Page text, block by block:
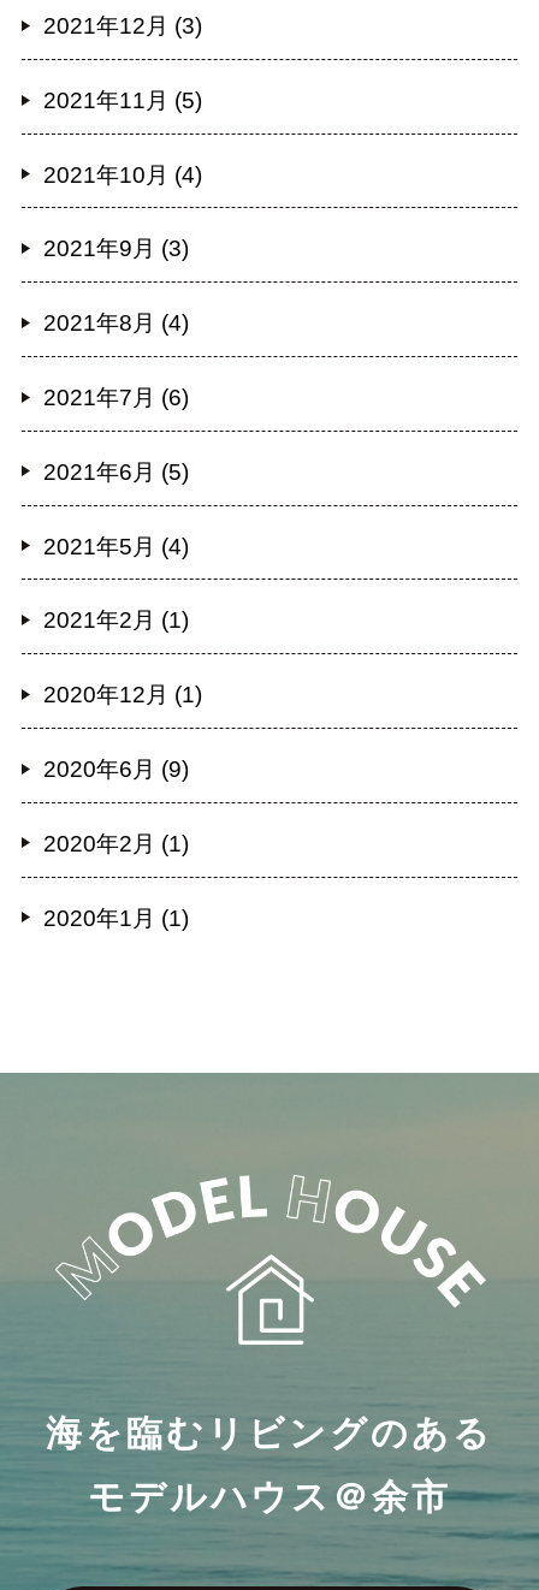
2021年12月 (3)
2021年11月 (5)
2021年10月 (4)
2021年9月 (3)
2021年8月 (4)
2021年7月 (6)
2021年6月 (5)
2021年5月 (4)
2021年2月 (1)
2020年12月 (1)
2020年6月 (9)
2020年2月 (1)
2020年1月 (1)
海を臨むリビングのある
モデルハウス＠余市